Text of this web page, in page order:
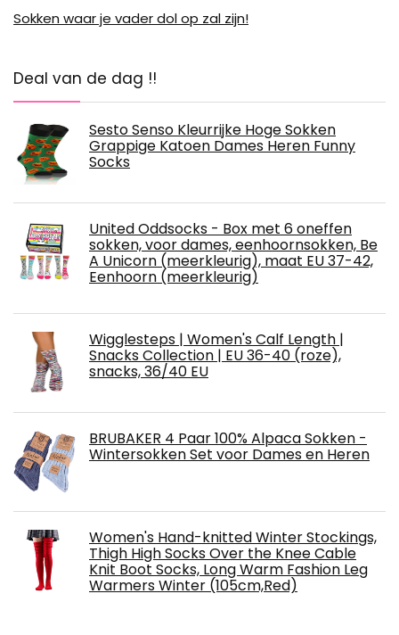
Sokken waar je vader dol op zal zijn!
Deal van de dag !!
Sesto Senso Kleurrijke Hoge Sokken
Grappige Katoen Dames Heren Funny
Socks
United Oddsocks - Box met 6 oneffen
sokken, voor dames, eenhoornsokken, Be
A Unicorn (meerkleurig), maat EU 37-42,
Eenhoorn (meerkleurig)
Wigglesteps | Women's Calf Length |
Snacks Collection | EU 36-40 (roze),
snacks, 36/40 EU
BRUBAKER 4 Paar 100% Alpaca Sokken -
Wintersokken Set voor Dames en Heren
Women's Hand-knitted Winter Stockings,
Thigh High Socks Over the Knee Cable
Knit Boot Socks, Long Warm Fashion Leg
Warmers Winter (105cm,Red)